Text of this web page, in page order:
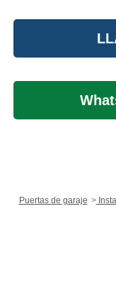
Puertas de garaje